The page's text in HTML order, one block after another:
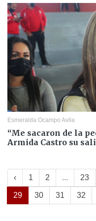
Esmeralda Ocampo Avila
“Me sacaron de la
Armida Castro su
‹ 1 2 ... 23
29 30 31 32